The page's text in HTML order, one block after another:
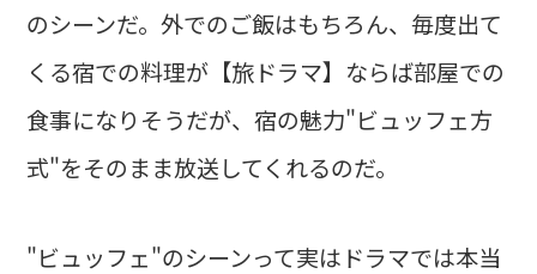
のシーンだ。外でのご飯はもちろん、毎度出て
くる宿での料理が【旅ドラマ】ならば部屋での
食事になりそうだが、宿の魅力"ビュッフェ方
式"をそのまま放送してくれるのだ。
"ビュッフェ"のシーンって実はドラマでは本当